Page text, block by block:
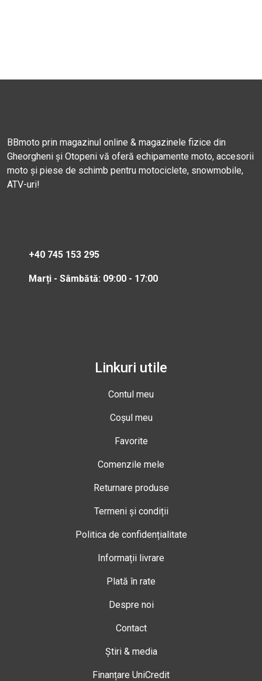
BBmoto prin magazinul online & magazinele fizice din
Gheorgheni și Otopeni vă oferă echipamente moto, accesorii
moto și piese de schimb pentru motociclete, snowmobile,
ATV-uri!
+40 745 153 295
Marți - Sâmbătă: 09:00 - 17:00
Linkuri utile
Contul meu
Coșul meu
Favorite
Comenzile mele
Returnare produse
Termeni și condiții
Politica de confidențialitate
Informații livrare
Plată în rate
Despre noi
Contact
Știri & media
Finanțare UniCredit